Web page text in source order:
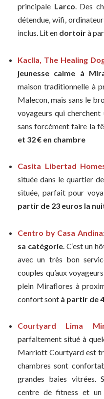
principale Larco. Des
détendue, wifi,
inclus. Lit en dortoirà
Kaclla, The Healing
jeunesse calme à
maison traditionnelle à
Malecon, mais sans le
voyageurs qui cherchent
sans forcément faire la
et 32€ en chambre
Casita Libertad
située dans le quartier de
située, parfait pour
partir de 23 euros la
Centro by Casa Andina:
sa catégorie . C’est un
avec un très bon
couples qu’aux
plein Miraflores à
confort sont à partir de
Courtyard Lima
parfaitement situé à
Marriott Courtyard est
chambres sont
grandes baies vitrées.
centre de fitness et un